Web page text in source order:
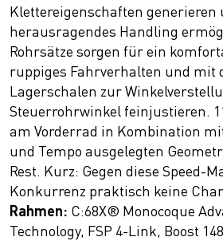
Klettereigenschaften generieren
herausragendes Handling
Rohrsätze sorgen für ein
ruppiges Fahrverhalten und mit
Lagerschalen zur
Steuerrohrwinkel feinjustieren.
am Vorderrad in Kombination
und Tempo ausgelegten
Rest. Kurz: Gegen diese Speed-
Konkurrenz praktisch keine
Rahmen: C:68X® Monocoque
Technology, FSP 4-Link, Boost